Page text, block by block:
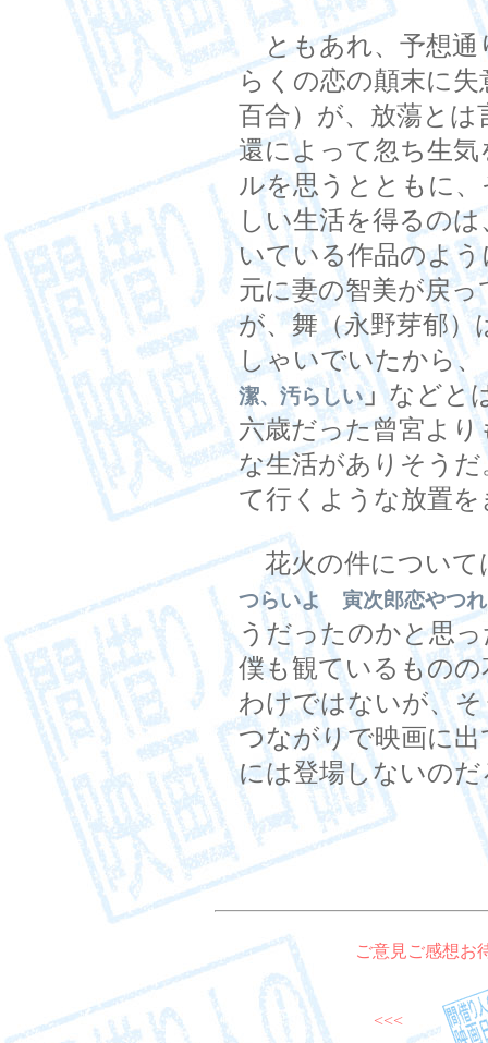
ともあれ、予想通
らくの恋の顛末に
百合）が、放蕩と
還によって忽ち生
ルを思うとともに
しい生活を得るの
いている作品のよ
元に妻の智美が戻
が、舞（永野芽郁）
しゃいでいたから、
潔、汚らしい」などと
六歳だった曾宮よ
な生活がありそう
て行くような放置
花火の件について
つらいよ 寅次郎恋やつ
うだったのかと思
僕も観ているもの
わけではないが、
つながりで映画に
には登場しないのだ
ご意見ご感想お
<<<